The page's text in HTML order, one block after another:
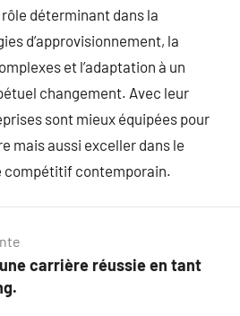
déterminant dans la
d’approvisionnement, la
et l’adaptation à un
changement. Avec leur
sont mieux équipées pour
mais aussi exceller dans le
compétitif contemporain.
carrière réussie en tant